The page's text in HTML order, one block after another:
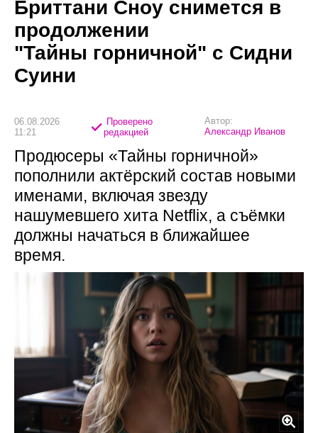
Бриттани Сноу снимется в
продолжении
"Тайны горничной" с Сидни
Суини
06.08.2026
11:21
Проверено
редакцией
Автор:
Александр Иванов
Продюсеры «Тайны горничной»
пополнили актёрский состав новыми
именами, включая звезду
нашумевшего хита Netflix, а съёмки
должны начаться в ближайшее
время.